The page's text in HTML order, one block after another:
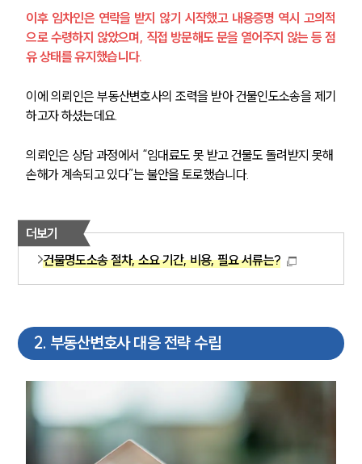
이후 임차인은 연락을 받지 않기 시작했고 내용증명 역시 고의적
으로 수령하지 않았으며, 직접 방문해도 문을 열어주지 않는 등 점
유 상태를 유지했습니다.
이에 의뢰인은 부동산변호사의 조력을 받아 건물인도소송을 제기
하고자 하셨는데요.
의뢰인은 상담 과정에서 “임대료도 못 받고 건물도 돌려받지 못해
손해가 계속되고 있다”는 불안을 토로했습니다.
더보기
건물명도소송 절차, 소요 기간, 비용, 필요 서류는?
2. 부동산변호사 대응 전략 수립